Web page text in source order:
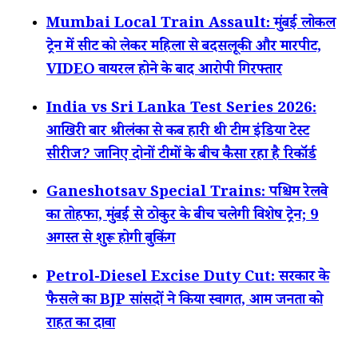
Mumbai Local Train Assault: मुंबई लोकल
ट्रेन में सीट को लेकर महिला से बदसलूकी और मारपीट,
VIDEO वायरल होने के बाद आरोपी गिरफ्तार
India vs Sri Lanka Test Series 2026:
आखिरी बार श्रीलंका से कब हारी थी टीम इंडिया टेस्ट
सीरीज? जानिए दोनों टीमों के बीच कैसा रहा है रिकॉर्ड
Ganeshotsav Special Trains: पश्चिम रेलवे
का तोहफा, मुंबई से ठोकुर के बीच चलेगी विशेष ट्रेन; 9
अगस्त से शुरू होगी बुकिंग
Petrol-Diesel Excise Duty Cut: सरकार के
फैसले का BJP सांसदों ने किया स्वागत, आम जनता को
राहत का दावा